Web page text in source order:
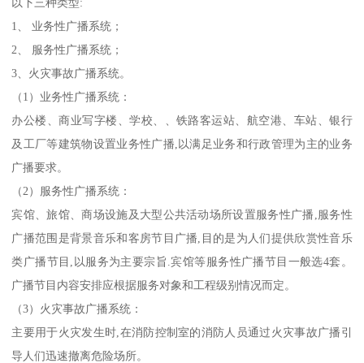
1、 业务性广播系统；
2、 服务性广播系统；
3、火灾事故广播系统。
（1）业务性广播系统：
办公楼、商业写字楼、学校、、铁路客运站、航空港、车站、银行
及工厂等建筑物设置业务性广播,以满足业务和行政管理为主的业务
广播要求。
（2）服务性广播系统：
宾馆、旅馆、商场设施及大型公共活动场所设置服务性广播,服务性
广播范围是背景音乐和客房节目广播,目的是为人们提供欣赏性音乐
类广播节目,以服务为主要宗旨.宾馆等服务性广播节目一般选4套。
广播节目内容安排应根据服务对象和工程级别情况而定。
（3）火灾事故广播系统：
主要用于火灾发生时,在消防控制室的消防人员通过火灾事故广播引
导人们迅速撤离危险场所。